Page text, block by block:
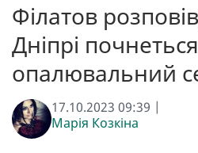
Філатов
Дніпрі почнеться
опалювальний
17.10.2023 09:39 |
Марія Козкіна